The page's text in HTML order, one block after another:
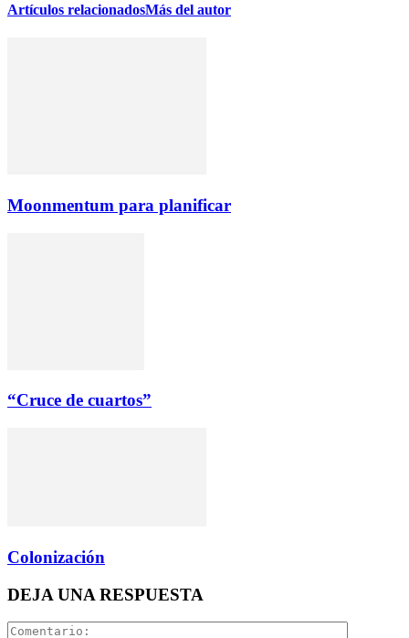
Artículos relacionadosMás del autor
Moonmentum para planificar
“Cruce de cuartos”
Colonización
DEJA UNA RESPUESTA